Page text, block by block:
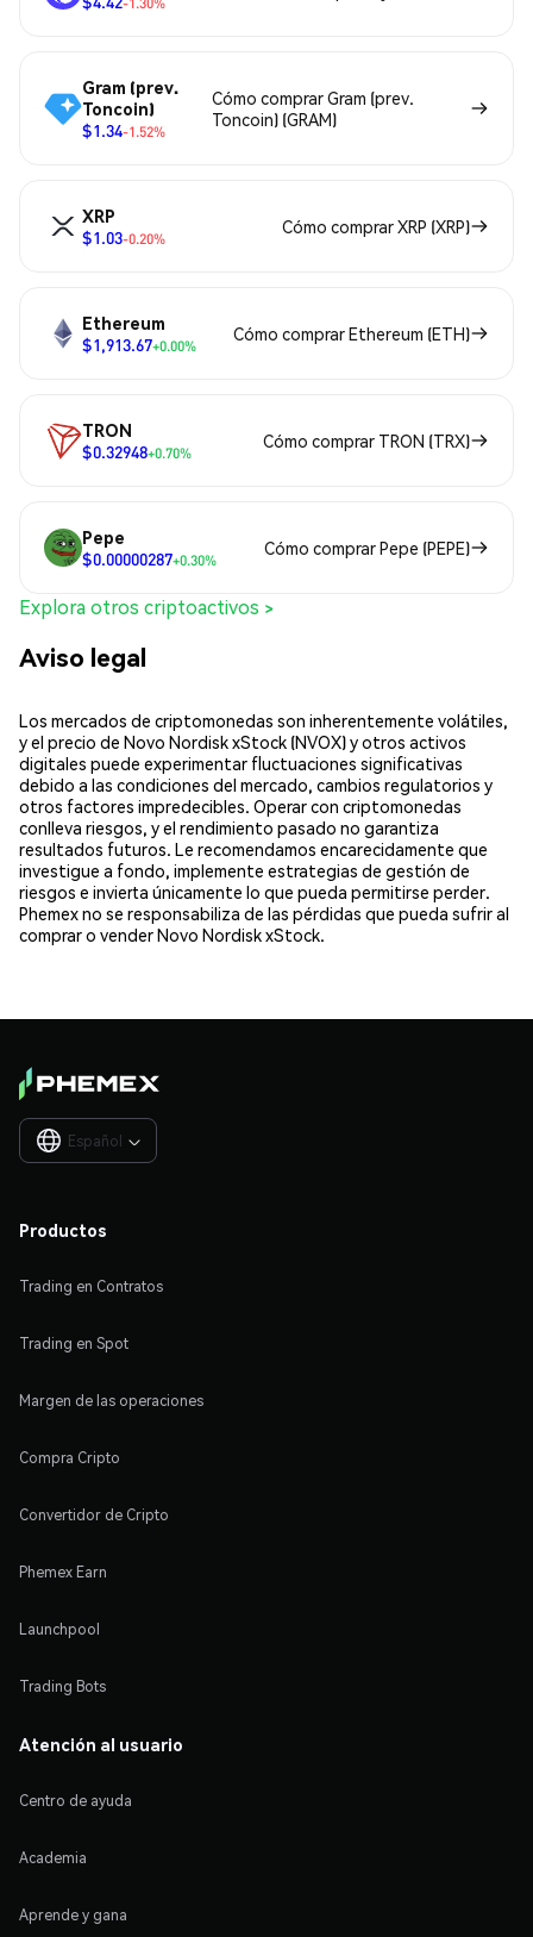
Gram (prev.
Toncoin)
$1.34-1.52%
Cómo comprar Gram (prev.
Toncoin) (GRAM)
XRP
$1.03-0.20%
Cómo comprar XRP (XRP)
Ethereum
$1,913.67+0.00%
Cómo comprar Ethereum (ETH)
TRON
$0.32948+0.70%
Cómo comprar TRON (TRX)
Pepe
$0.00000287+0.30%
Cómo comprar Pepe (PEPE)
Explora otros criptoactivos >
Aviso legal
Los mercados de criptomonedas son inherentemente volátiles,
y el precio de Novo Nordisk xStock (NVOX) y otros activos
digitales puede experimentar fluctuaciones significativas
debido a las condiciones del mercado, cambios regulatorios y
otros factores impredecibles. Operar con criptomonedas
conlleva riesgos, y el rendimiento pasado no garantiza
resultados futuros. Le recomendamos encarecidamente que
investigue a fondo, implemente estrategias de gestión de
riesgos e invierta únicamente lo que pueda permitirse perder.
Phemex no se responsabiliza de las pérdidas que pueda sufrir al
comprar o vender Novo Nordisk xStock.
Español 
Productos
Trading en Contratos
Trading en Spot
Margen de las operaciones
Compra Cripto
Convertidor de Cripto
Phemex Earn
Launchpool
Trading Bots
Atención al usuario
Centro de ayuda
Academia
Aprende y gana